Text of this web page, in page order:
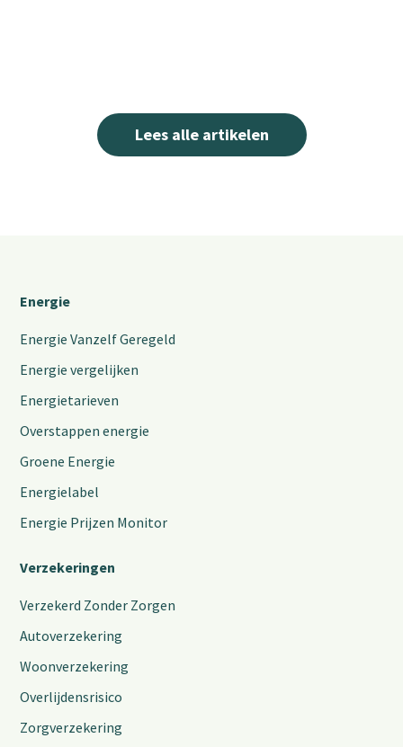
Lees alle artikelen
Energie
Energie Vanzelf Geregeld
Energie vergelijken
Energietarieven
Overstappen energie
Groene Energie
Energielabel
Energie Prijzen Monitor
Verzekeringen
Verzekerd Zonder Zorgen
Autoverzekering
Woonverzekering
Overlijdensrisico
Zorgverzekering